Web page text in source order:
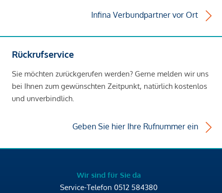
Infina Verbundpartner vor Ort
Rückrufservice
Sie möchten zurückgerufen werden? Gerne melden wir uns
bei Ihnen zum gewünschten Zeitpunkt, natürlich kostenlos
und unverbindlich.
Geben Sie hier Ihre Rufnummer ein
Wir sind für Sie da
Service-Telefon 0512 584380